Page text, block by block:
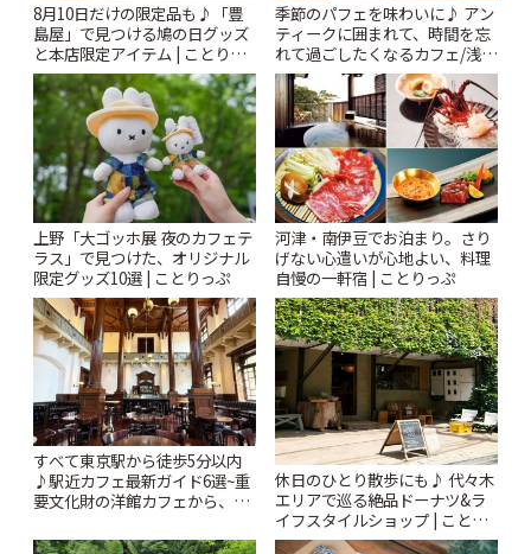
8月10日だけの限定品も♪「豊
島屋」で見つける鳩の日グッズ
と本店限定アイテム | ことりっ
ぷ
季節のパフェを味わいに♪ アン
ティークに囲まれて、時間を忘
れて過ごしたくなるカフェ/浅草
「annorum cafe」 | ことりっぷ
上野「大ゴッホ展 夜のカフェテ
ラス」で見つけた、オリジナル
限定グッズ10選 | ことりっぷ
河津・南伊豆でお泊まり。さり
げない心遣いが心地よい、料理
自慢の一軒宿 | ことりっぷ
すべて東京駅から徒歩5分以内
♪駅近カフェ最新ガイド6選~重
要文化財の洋館カフェから、改
りっぷ
休日のひとり散歩にも♪ 代々木
エリアで巡る絶品ドーナツ&ラ
イフスタイルショップ | ことり
っぷ